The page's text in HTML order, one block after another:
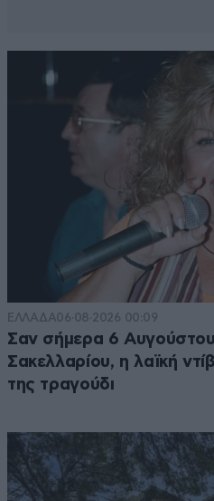
ΕΛΛΑΔΑ06·08·2026 00:09
Σαν σήμερα 6
Σακελλαρίου, η λαϊκή
της τραγούδι